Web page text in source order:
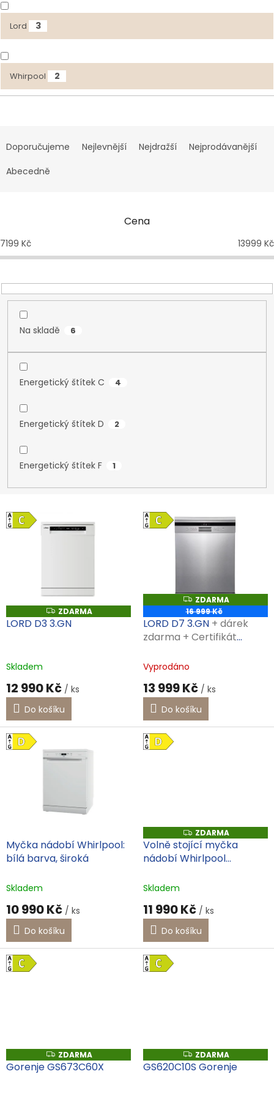
Lord 3
Whirpool 2
a
e
o
d
k
t
Doporučujeme Nejlevnější Nejdražší
Nejprodávanější
Abecedně
Cena
7199 Kč 13999 Kč
Na skladě 6
Energetický štítek C 4
Energetický štítek D 2
Energetický štítek F 1
V
o
d
ů
Z
D
A
ZDARMA
LORD D3 3.GN
Skladem
12 990 Kč / ks
Do košíku
Z
D
A
R
M
A
ZDARMA
16 999 Kč
LORD D7 3.GN + dárek
zdarma + Certifikát
Vyprodáno
13 999 Kč / ks
Do košíku
Myčka nádobí Whirlpool:
bílá barva, široká
Skladem
10 990 Kč / ks
Do košíku
Z
D
A
R
ZDARMA
Volně stojící myčka
nádobí Whirlpool
Skladem
11 990 Kč / ks
Do košíku
Z
D
A
ZDARMA
Gorenje GS673C60X
Z
D
A
ZDARMA
GS620C10S Gorenje